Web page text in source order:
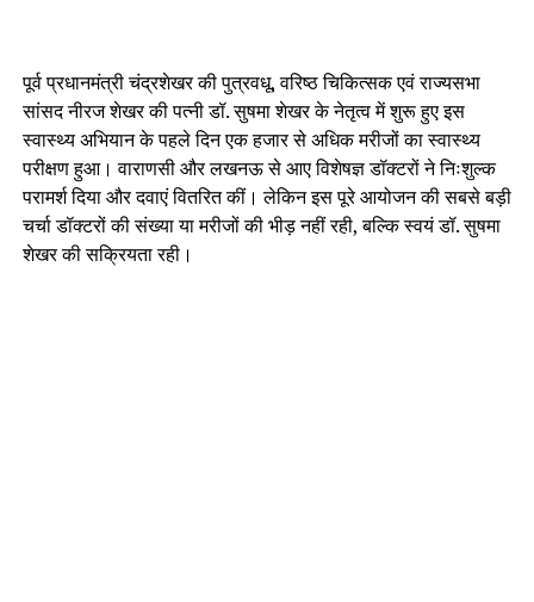
पूर्व प्रधानमंत्री चंद्रशेखर की पुत्रवधू, वरिष्ठ चिकित्सक एवं राज्यसभा
सांसद नीरज शेखर की पत्नी डॉ. सुषमा शेखर के नेतृत्व में शुरू हुए इस
स्वास्थ्य अभियान के पहले दिन एक हजार से अधिक मरीजों का स्वास्थ्य
परीक्षण हुआ। वाराणसी और लखनऊ से आए विशेषज्ञ डॉक्टरों ने निःशुल्क
परामर्श दिया और दवाएं वितरित कीं। लेकिन इस पूरे आयोजन की सबसे बड़ी
चर्चा डॉक्टरों की संख्या या मरीजों की भीड़ नहीं रही, बल्कि स्वयं डॉ. सुषमा
शेखर की सक्रियता रही।